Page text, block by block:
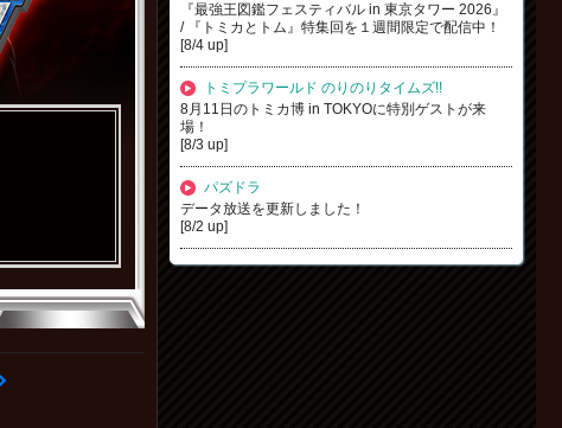
『最強王図鑑フェスティバル in 東京タワー 2026』
/ 『トミカとトム』特集回を１週間限定で配信中！
[8/4 up]
トミプラワールド のりのりタイムズ!!
8月11日のトミカ博 in TOKYOに特別ゲストが来
場！
[8/3 up]
パズドラ
データ放送を更新しました！
[8/2 up]